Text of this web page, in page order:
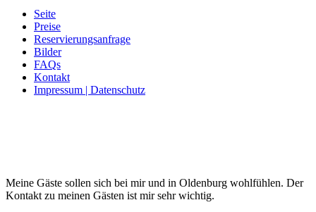
Seite
Preise
Reservierungsanfrage
Bilder
FAQs
Kontakt
Impressum | Datenschutz
Meine Gäste sollen sich bei mir und in Oldenburg wohlfühlen. Der
Kontakt zu meinen Gästen ist mir sehr wichtig.